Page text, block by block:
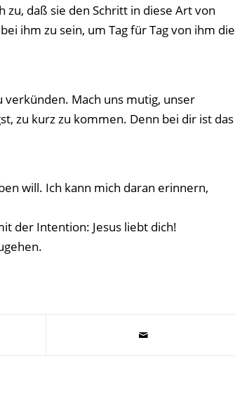
zu, daß sie den Schritt in diese Art von
ihm zu sein, um Tag für Tag von ihm die
verkünden. Mach uns mutig, unser
zu kurz zu kommen. Denn bei dir ist das
will. Ich kann mich daran erinnern,
der Intention: Jesus liebt dich!